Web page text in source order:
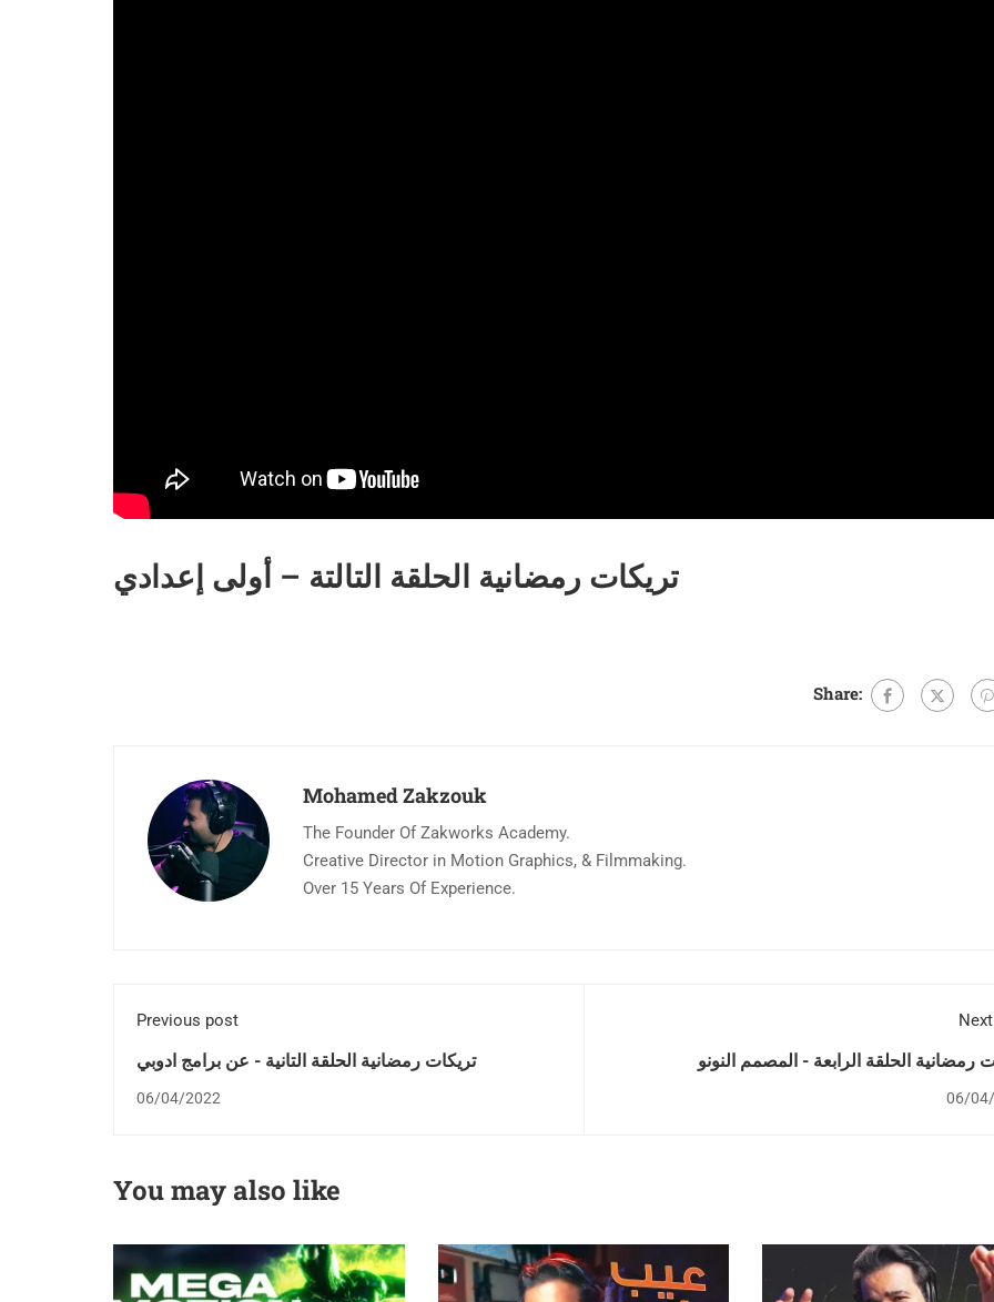
تريكات رمضانية الحلقة التالتة – أولى إعدادي
Share:
Mohamed Zakzouk
The Founder Of Zakworks Academy.
Creative Director in Motion Graphics, & Filmmaking.
Over 15 Years Of Experience.
Previous post
تريكات رمضانية الحلقة التانية - عن برامج ادوبي
06/04/2022
رمضانية الحلقة الرابعة - المصمم النونو
06/
You may also like